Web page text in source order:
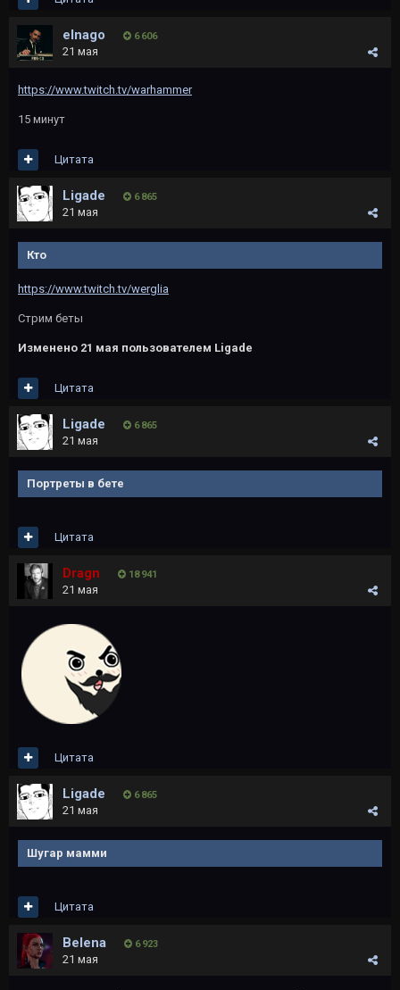
elnago 6 606
21 мая
https://www.twitch.tv/warhammer
15 минут
Цитата
Ligade 6 865
21 мая
Кто
https://www.twitch.tv/werglia
Стрим беты
Изменено 21 мая пользователем Ligade
Цитата
Ligade 6 865
21 мая
Портреты в бете
Цитата
Dragn 18 941
21 мая
Цитата
Ligade 6 865
21 мая
Шугар мамми
Цитата
Belena 6 923
21 мая